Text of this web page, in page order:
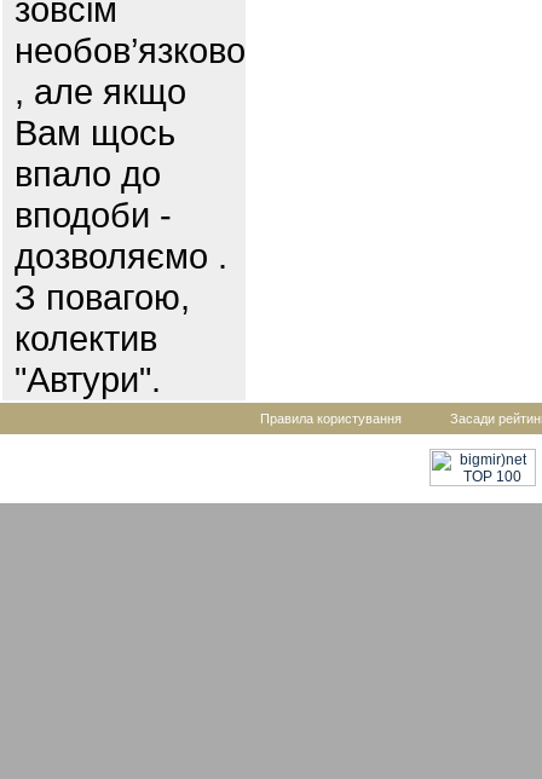
зовсім
необов’язково
, але якщо
Вам щось
впало до
вподоби -
дозволяємо .
З повагою,
колектив
"Автури".
Правила користування Засади